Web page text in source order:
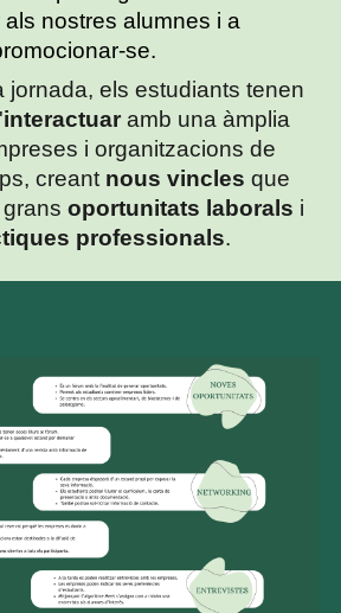
nostres alumnes i a
se.
jornada, els estudiants tenen
interactuaramb una àmplia
i organitzacions de
, creant nous vincles que
oportunitats laborals i
professionals.